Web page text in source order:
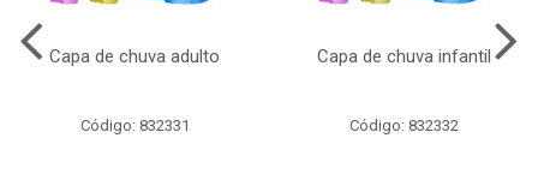
Capa de chuva adulto
Código: 832331
Capa de chuva infantil
Código: 832332